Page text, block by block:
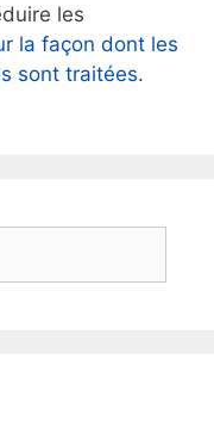
les
la façon dont les
sont traitées.